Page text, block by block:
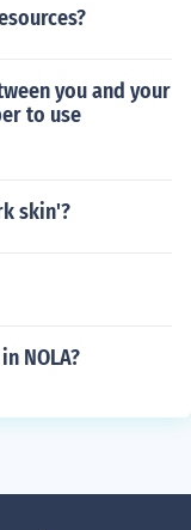
you and your
to use
skin'?
NOLA?